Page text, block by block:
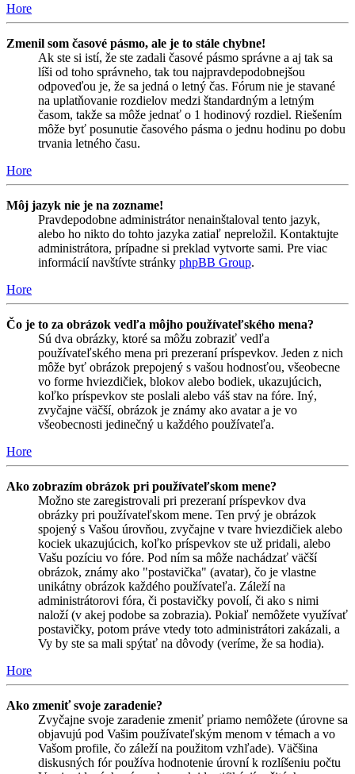
Hore
Zmenil som časové pásmo, ale je to stále chybne!
Ak ste si istí, že ste zadali časové pásmo správne a aj tak sa
líši od toho správneho, tak tou najpravdepodobnejšou
odpoveďou je, že sa jedná o letný čas. Fórum nie je stavané
na uplatňovanie rozdielov medzi štandardným a letným
časom, takže sa môže jednať o 1 hodinový rozdiel. Riešením
môže byť posunutie časového pásma o jednu hodinu po dobu
trvania letného času.
Hore
Môj jazyk nie je na zozname!
Pravdepodobne administrátor nenainštaloval tento jazyk,
alebo ho nikto do tohto jazyka zatiaľ nepreložil. Kontaktujte
administrátora, prípadne si preklad vytvorte sami. Pre viac
informácií navštívte stránky phpBB Group.
Hore
Čo je to za obrázok vedľa môjho používateľského mena?
Sú dva obrázky, ktoré sa môžu zobraziť vedľa
používateľského mena pri prezeraní príspevkov. Jeden z nich
môže byť obrázok prepojený s vašou hodnosťou, všeobecne
vo forme hviezdičiek, blokov alebo bodiek, ukazujúcich,
koľko príspevkov ste poslali alebo váš stav na fóre. Iný,
zvyčajne väčší, obrázok je známy ako avatar a je vo
všeobecnosti jedinečný u každého používateľa.
Hore
Ako zobrazím obrázok pri používateľskom mene?
Možno ste zaregistrovali pri prezeraní príspevkov dva
obrázky pri používateľskom mene. Ten prvý je obrázok
spojený s Vašou úrovňou, zvyčajne v tvare hviezdičiek alebo
kociek ukazujúcich, koľko príspevkov ste už pridali, alebo
Vašu pozíciu vo fóre. Pod ním sa môže nachádzať väčší
obrázok, známy ako "postavička" (avatar), čo je vlastne
unikátny obrázok každého používateľa. Záleží na
administrátorovi fóra, či postavičky povolí, či ako s nimi
naloží (v akej podobe sa zobrazia). Pokiaľ nemôžete využívať
postavičky, potom práve vtedy toto administrátori zakázali, a
Vy by ste sa mali spýtať na dôvody (veríme, že sa hodia).
Hore
Ako zmeniť svoje zaradenie?
Zvyčajne svoje zaradenie zmeniť priamo nemôžete (úrovne sa
objavujú pod Vašim používateľským menom v témach a vo
Vašom profile, čo záleží na použitom vzhľade). Väčšina
diskusných fór používa hodnotenie úrovní k rozlíšeniu počtu